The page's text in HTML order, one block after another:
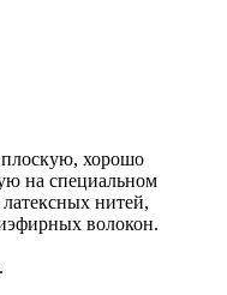
плоскую, хорошо
на специальном
нитей,
волокон.